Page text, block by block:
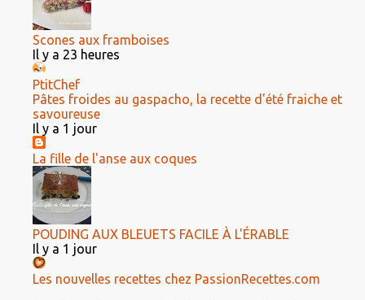
Scones aux framboises
Il y a 23 heures
PtitChef
Pâtes froides au gaspacho, la recette d'été fraiche et
savoureuse
Il y a 1 jour
La fille de l'anse aux coques
POUDING AUX BLEUETS FACILE À L'ÉRABLE
Il y a 1 jour
Les nouvelles recettes chez PassionRecettes.com